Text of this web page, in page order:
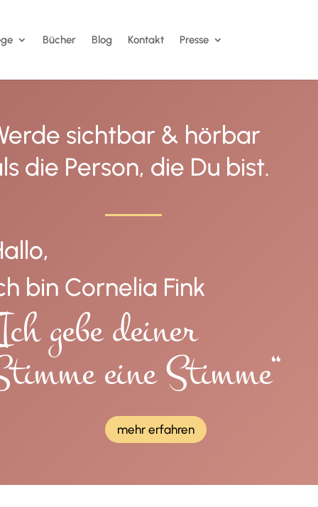
Bücher Blog Kontakt Presse
sichtbar & hörbar
die Person, die Du bist.
bin Cornelia Fink
gebe deiner
eine Stimme“
mehr erfahren